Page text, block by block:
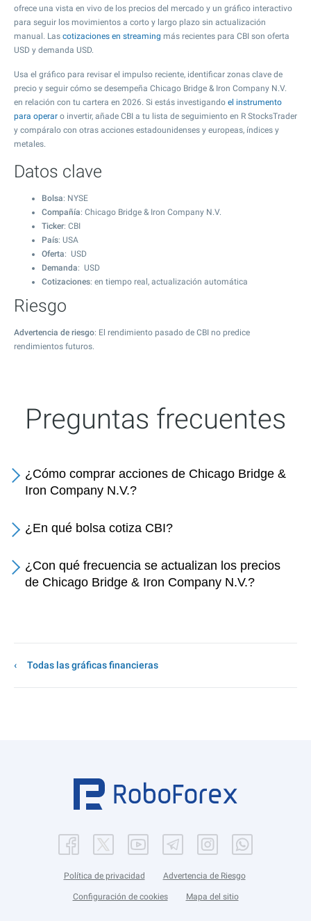
ofrece una vista en vivo de los precios del mercado y un gráfico interactivo
para seguir los movimientos a corto y largo plazo sin actualización
manual. Las cotizaciones en streaming más recientes para CBI son oferta
USD y demanda USD.
Usa el gráfico para revisar el impulso reciente, identificar zonas clave de
precio y seguir cómo se desempeña Chicago Bridge & Iron Company N.V.
en relación con tu cartera en 2026. Si estás investigando el instrumento
para operar o invertir, añade CBI a tu lista de seguimiento en R StocksTrader
y compáralo con otras acciones estadounidenses y europeas, índices y
metales.
Datos clave
Bolsa: NYSE
Compañía: Chicago Bridge & Iron Company N.V.
Ticker: CBI
País: USA
Oferta: USD
Demanda: USD
Cotizaciones: en tiempo real, actualización automática
Riesgo
Advertencia de riesgo: El rendimiento pasado de CBI no predice
rendimientos futuros.
Preguntas frecuentes
¿Cómo comprar acciones de Chicago Bridge &
Iron Company N.V.?
¿En qué bolsa cotiza CBI?
¿Con qué frecuencia se actualizan los precios
de Chicago Bridge & Iron Company N.V.?
Todas las gráficas financieras
Política de privacidad Advertencia de Riesgo
Configuración de cookies Mapa del sitio